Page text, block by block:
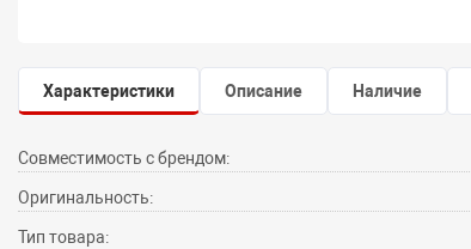
Характеристики Описание Наличие
Совместимость с брендом:
Оригинальность:
Тип товара: